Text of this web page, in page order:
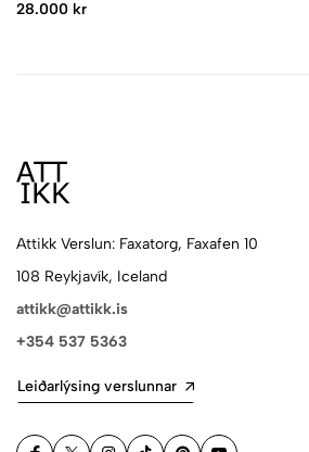
28.000 kr
Attikk Verslun: Faxatorg, Faxafen 10
108 Reykjavík, Iceland
attikk@attikk.is
+354 537 5363
Leiðarlýsing verslunnar